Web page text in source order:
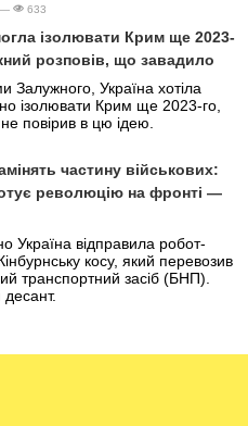
— 633
ізолювати Крим ще 2023-
розповів, що завадило
Залужного, Україна хотіла
ізолювати Крим ще 2023-го,
повірив в цю ідею.
частину військових:
революцію на фронті —
Україна відправила робот-
косу, який перевозив
транспортний засіб (БНП).
десант.